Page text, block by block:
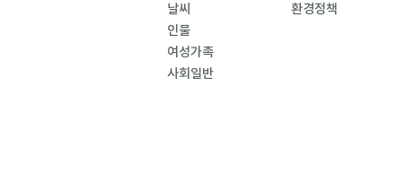
날씨
인물
여성가족
사회일반
환경정책